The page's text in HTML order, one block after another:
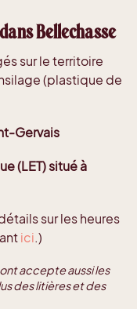
Bellechasse
sur le territoire
(plastique de
Gervais
(LET) situé à
sur les heures
ici.)
accepte aussi les
des litières et des